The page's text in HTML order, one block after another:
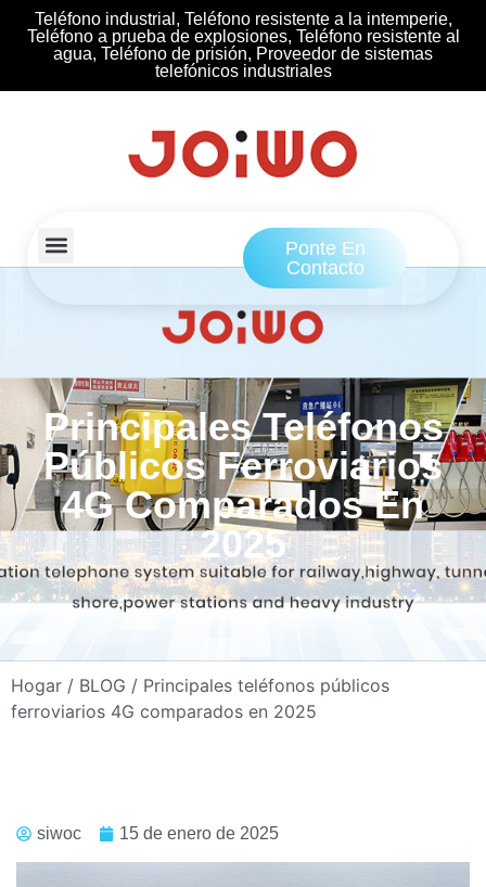
Teléfono industrial, Teléfono resistente a la intemperie,
Teléfono a prueba de explosiones, Teléfono resistente al
agua, Teléfono de prisión, Proveedor de sistemas
telefónicos industriales
Ponte En
Contacto
Principales Teléfonos
Públicos Ferroviarios
4G Comparados En
2025
Hogar / BLOG / Principales teléfonos públicos
ferroviarios 4G comparados en 2025
siwoc 15 de enero de 2025